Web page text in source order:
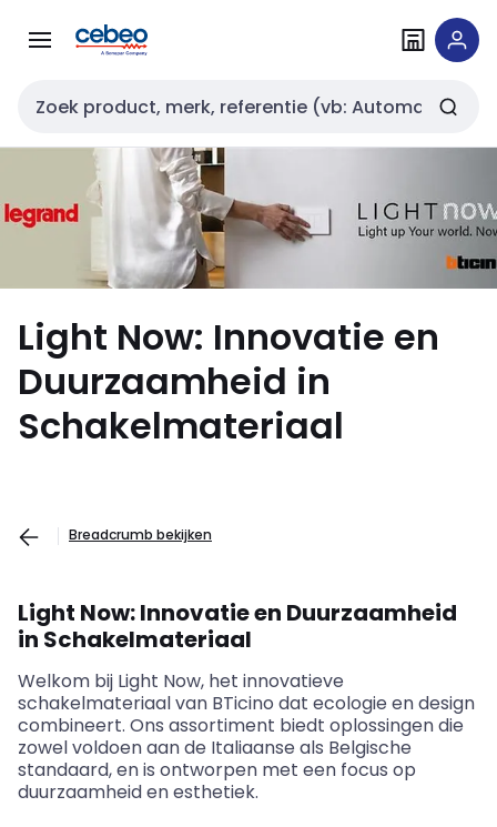
naar
naar
Zoekveld invoer
Light Now: Innovatie en
Duurzaamheid in
Schakelmateriaal
Breadcrumb bekijken
Light Now: Innovatie en Duurzaamheid
in Schakelmateriaal
Welkom bij Light Now, het innovatieve
schakelmateriaal van BTicino dat ecologie en design
combineert. Ons assortiment biedt oplossingen die
zowel voldoen aan de Italiaanse als Belgische
standaard, en is ontworpen met een focus op
duurzaamheid en esthetiek.